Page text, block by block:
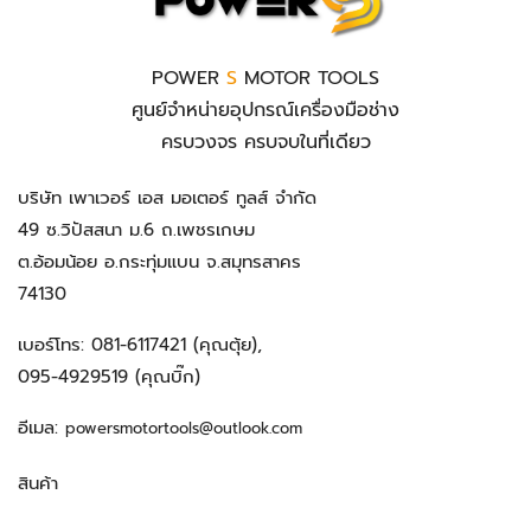
POWER S MOTOR TOOLS
ศูนย์จำหน่ายอุปกรณ์เครื่องมือช่าง
ครบวงจร ครบจบในที่เดียว
บริษัท เพาเวอร์ เอส มอเตอร์ ทูลส์ จำกัด
49 ซ.วิปัสสนา ม.6 ถ.เพชรเกษม
ต.อ้อมน้อย อ.กระทุ่มแบน จ.สมุทรสาคร
74130
เบอร์โทร: 081-6117421 (คุณตุ้ย),
095-4929519 (คุณบิ๊ก)
อีเมล: powersmotortools@outlook.com
สินค้า